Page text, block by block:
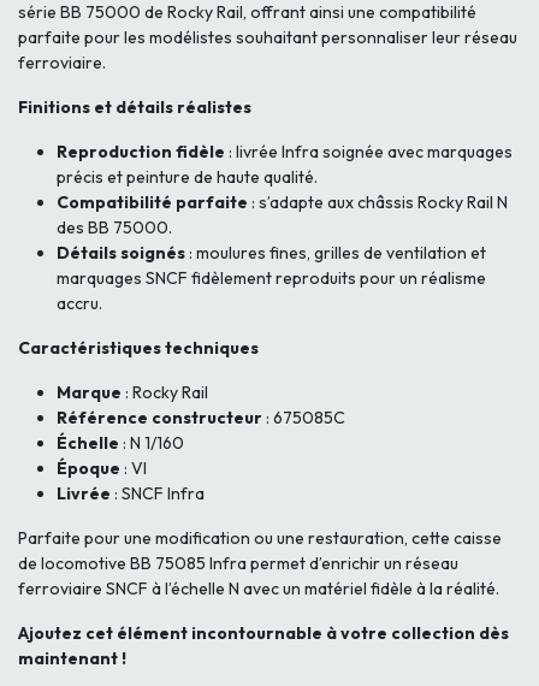
série BB 75000 de Rocky Rail, offrant ainsi une compatibilité
parfaite pour les modélistes souhaitant personnaliser leur réseau
ferroviaire.
Finitions et détails réalistes
Reproduction fidèle : livrée Infra soignée avec marquages
précis et peinture de haute qualité.
Compatibilité parfaite : s’adapte aux châssis Rocky Rail N
des BB 75000.
Détails soignés : moulures fines, grilles de ventilation et
marquages SNCF fidèlement reproduits pour un réalisme
accru.
Caractéristiques techniques
Marque : Rocky Rail
Référence constructeur : 675085C
Échelle : N 1/160
Époque : VI
Livrée : SNCF Infra
Parfaite pour une modification ou une restauration, cette caisse
de locomotive BB 75085 Infra permet d’enrichir un réseau
ferroviaire SNCF à l’échelle N avec un matériel fidèle à la réalité.
Ajoutez cet élément incontournable à votre collection dès
maintenant !